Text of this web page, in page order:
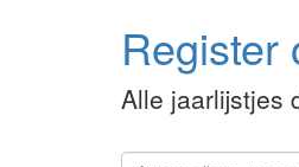
Register
Alle jaarlijstjes